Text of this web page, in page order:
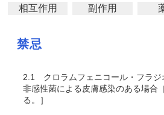
相互作用
副作用
禁忌
2.1
クロラムフェニコール・フラジ
非感性菌による皮膚感染のある場合
る。］